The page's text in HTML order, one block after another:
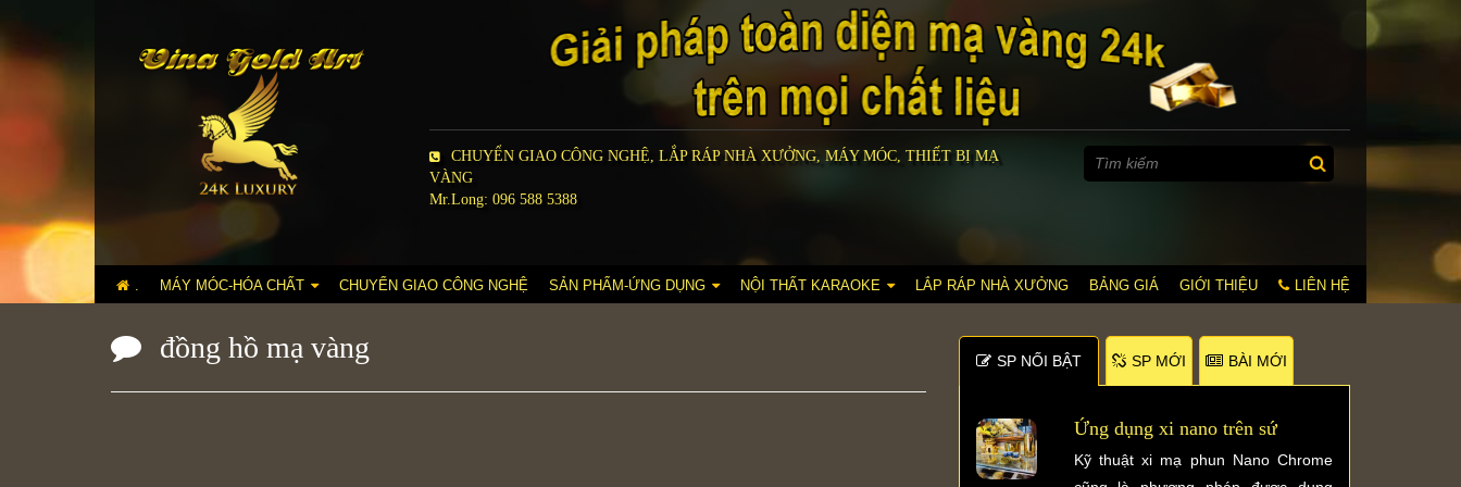
CHUYỂN GIAO CÔNG NGHỆ, LẮP RÁP NHÀ XƯỞNG, MÁY MÓC, THIẾT BỊ MẠ
VÀNG
Mr.Long: 096 588 5388
MÁY MÓC-HÓA CHẤT CHUYỂN GIAO CÔNG NGHỆ SẢN PHẨM-ỨNG DỤNG NỘI THẤT KARAOKE LẮP RÁP NHÀ XƯỞNG BẢNG GIÁ GIỚI THIỆU LIÊN HỆ
đồng hồ mạ vàng SP NỐI BẬT SP MỚI BÀI MỚI
Ứng dụng xi nano trên sứ
Kỹ thuật xi mạ phun Nano Chrome